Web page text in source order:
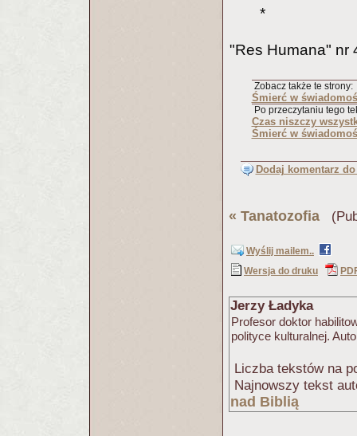
*
"Res Humana" nr
Zobacz także te strony:
Śmierć w
Po przeczytaniu tego
Czas niszczy
Śmierć w
Dodaj komentarz
« Tanatozofia
Wyślij mailem..
Wersja do druku
Jerzy Ładyka
Profesor doktor
polityce kulturalnej.
Liczba tekstów na
Najnowszy tekst
nad Biblią